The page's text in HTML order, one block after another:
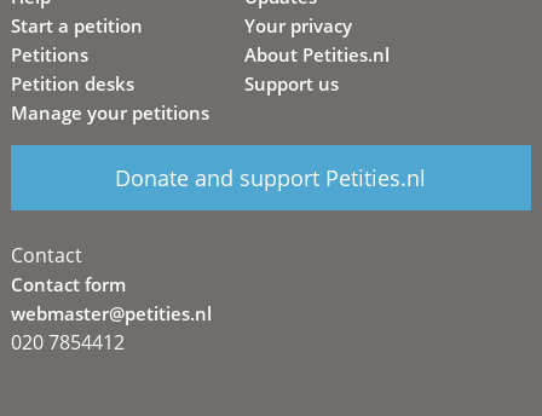
Start a petition
Petitions
Petition desks
Manage your petitions
Your privacy
About Petities.nl
Support us
Donate and support Petities.nl
Contact
Contact form
webmaster@petities.nl
020 7854412